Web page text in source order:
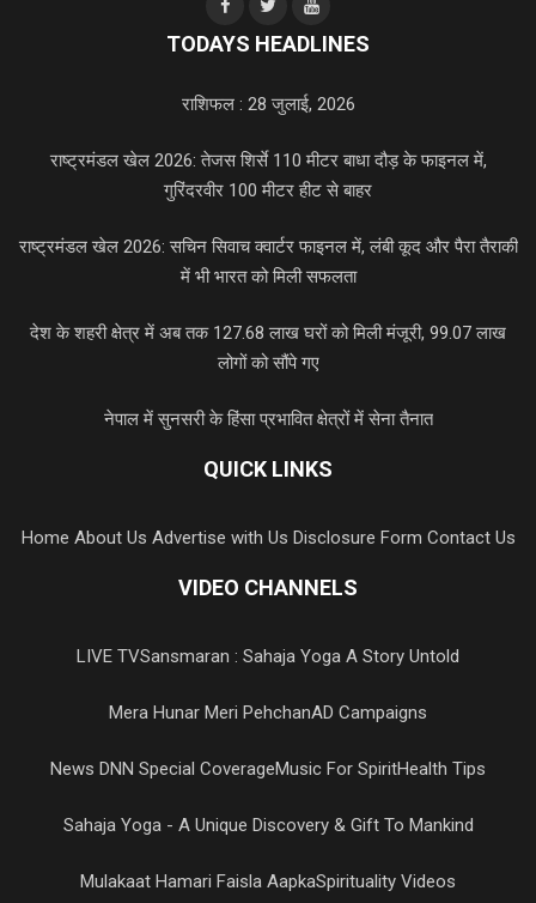
TODAYS HEADLINES
राशिफल : 28 जुलाई, 2026
राष्ट्रमंडल खेल 2026: तेजस शिर्से 110 मीटर बाधा दौड़ के फाइनल में,
गुरिंदरवीर 100 मीटर हीट से बाहर
राष्ट्रमंडल खेल 2026: सचिन सिवाच क्वार्टर फाइनल में, लंबी कूद और पैरा तैराकी
में भी भारत को मिली सफलता
देश के शहरी क्षेत्र में अब तक 127.68 लाख घरों को मिली मंजूरी, 99.07 लाख
लोगों को सौंपे गए
नेपाल में सुनसरी के हिंसा प्रभावित क्षेत्रों में सेना तैनात
QUICK LINKS
Home About Us Advertise with Us Disclosure Form Contact Us
VIDEO CHANNELS
LIVE TVSansmaran : Sahaja Yoga A Story Untold
Mera Hunar Meri PehchanAD Campaigns
News DNN Special CoverageMusic For SpiritHealth Tips
Sahaja Yoga - A Unique Discovery & Gift To Mankind
Mulakaat Hamari Faisla AapkaSpirituality Videos